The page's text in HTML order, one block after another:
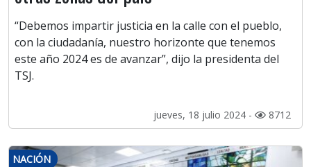
“Debemos impartir justicia en la calle con el pueblo,
con la ciudadanía, nuestro horizonte que tenemos
este año 2024 es de avanzar”, dijo la presidenta del
TSJ.
jueves, 18 julio 2024 - 8712
NACIÓN